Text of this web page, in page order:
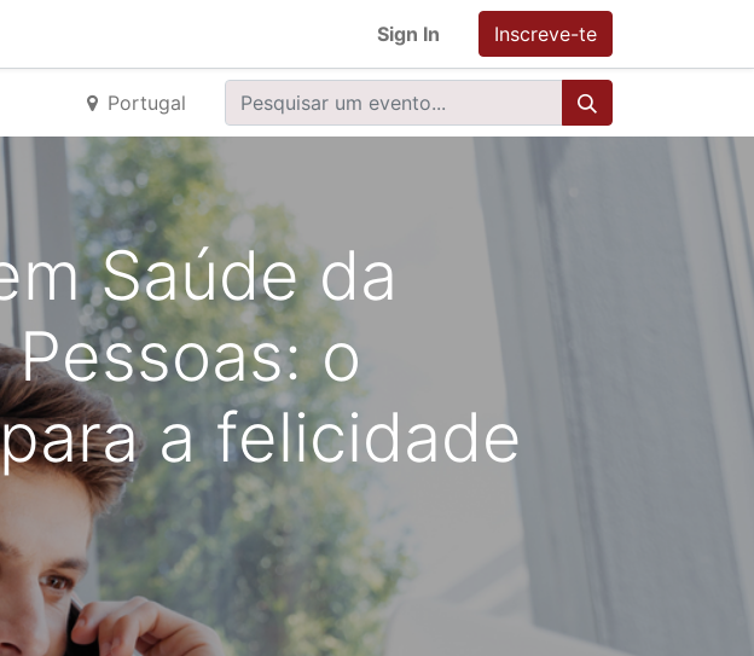
Sign In Inscreve-te
Portugal
Saúde da
o
a felicidade